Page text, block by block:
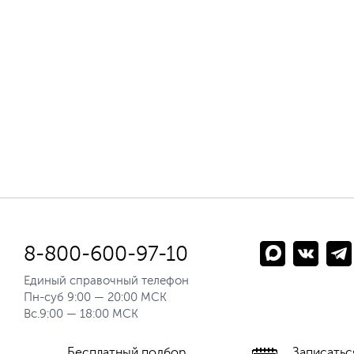
8-800-600-97-10
Единый справочный телефон
Пн-суб 9:00 — 20:00 МСК
Вс.9:00 — 18:00 МСК